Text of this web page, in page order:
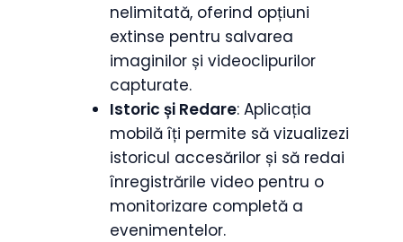
nelimitată, oferind opțiuni
extinse pentru salvarea
imaginilor și videoclipurilor
capturate.
Istoric și Redare: Aplicația
mobilă îți permite să vizualizezi
istoricul accesărilor și să redai
înregistrările video pentru o
monitorizare completă a
evenimentelor.